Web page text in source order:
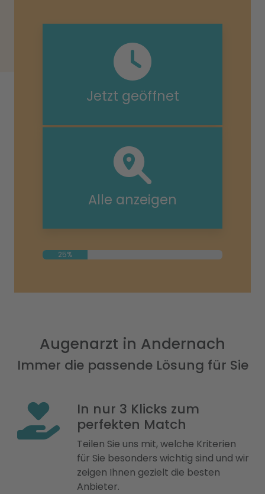
Jetzt geöffnet
Alle anzeigen
25%
Augenarzt in Andernach
Immer die passende Lösung für Sie
In nur 3 Klicks zum
perfekten Match
Teilen Sie uns mit, welche Kriterien
für Sie besonders wichtig sind und wir
zeigen Ihnen gezielt die besten
Anbieter.